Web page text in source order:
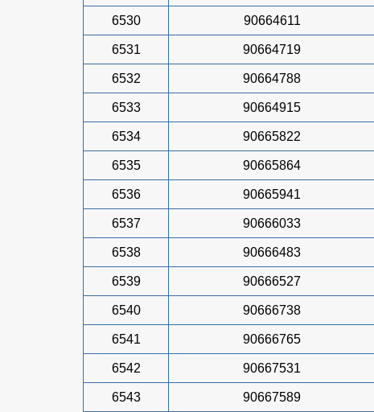
6530 90664611
6531 90664719
6532 90664788
6533 90664915
6534 90665822
6535 90665864
6536 90665941
6537 90666033
6538 90666483
6539 90666527
6540 90666738
6541 90666765
6542 90667531
6543 90667589